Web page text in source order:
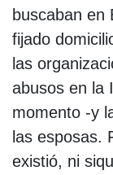
buscaban en
fijado
las
abusos en la
momento -y
las esposas.
existió, ni